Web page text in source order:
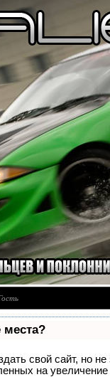
места?
свой сайт, но
на